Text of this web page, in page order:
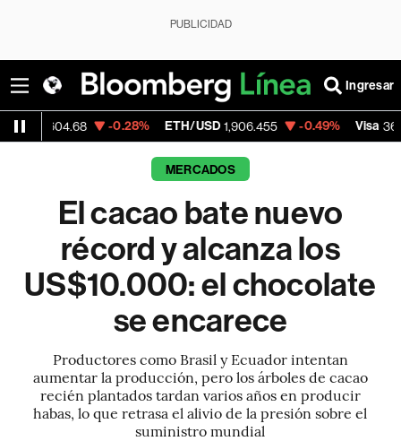
PUBLICIDAD
Ingresar
-0.28% ETH/USD 1,906.455 -0.49% Visa 368.54 -
MERCADOS
El cacao bate nuevo
récord y alcanza los
US$10.000: el chocolate
se encarece
Productores como Brasil y Ecuador intentan
aumentar la producción, pero los árboles de cacao
recién plantados tardan varios años en producir
habas, lo que retrasa el alivio de la presión sobre el
suministro mundial